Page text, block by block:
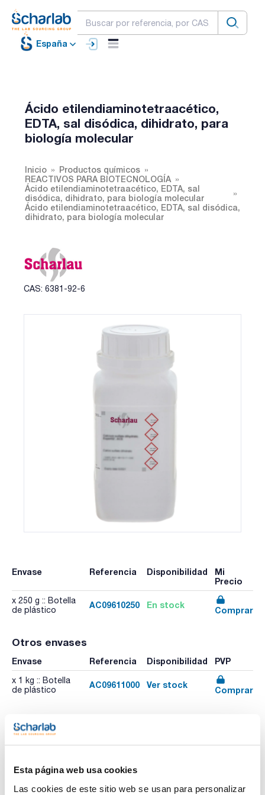
Esta página web usa cookies
Las cookies de este sitio web se usan para personalizar
España
Ácido etilendiaminotetraacético,
EDTA, sal disódica, dihidrato, para
biología molecular
Inicio
Productos químicos
REACTIVOS PARA BIOTECNOLOGÍA
Ácido etilendiaminotetraacético, EDTA, sal
disódica, dihidrato, para biología molecular
Ácido etilendiaminotetraacético, EDTA, sal disódica,
dihidrato, para biología molecular
CAS: 6381-92-6
Envase Referencia Disponibilidad
Mi
Precio
x 250 g :: Botella
de plástico
AC09610250 En stock
Comprar
Otros envases
Envase Referencia Disponibilidad PVP
x 1 kg :: Botella
de plástico
AC09611000 Ver stock
Comprar
producto